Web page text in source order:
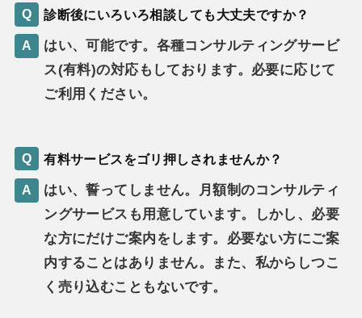
診断後にいろいろ相談しても大丈夫ですか？
はい、可能です。各種コンサルティングサービ
ス(有料)の対応もしております。必要に応じて
ご利用ください。
有料サービスをゴリ押しされませんか？
はい、誓ってしません。月額制のコンサルティ
ングサービスも用意しています。しかし、必要
な方にだけご案内をします。必要ない方にご案
内することはありません。また、私からしつこ
く売り込むこともないです。